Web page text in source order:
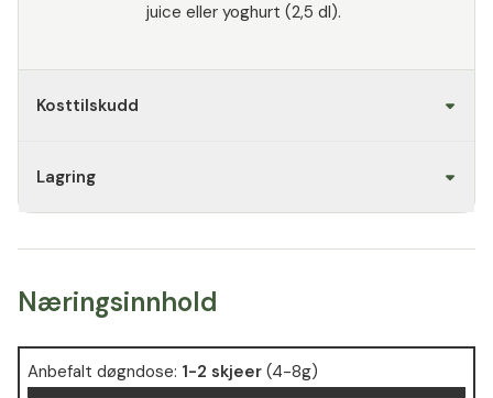
juice eller yoghurt (2,5 dl).
Kosttilskudd
Lagring
Næringsinnhold
Anbefalt døgndose: 1-2 skjeer (4-8g)